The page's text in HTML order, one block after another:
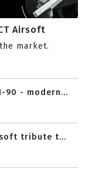
Airsoft
market.
90 - modern...
tribute t...